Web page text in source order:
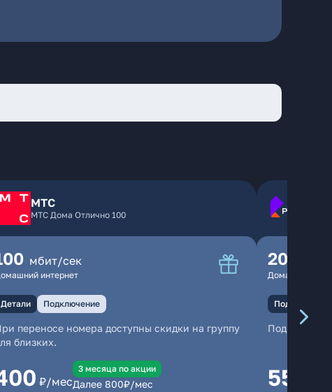
МТС
МТС Дома Отлично 100
мбит/сек
интернет
Детали Подключение
переносе номера доступны скидки на группу
близких.
₽/мес
3 месяцa по акции
Далее 800₽/мес
200
Домашний
Подключение
550